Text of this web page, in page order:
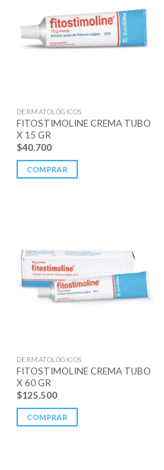
DERMATOLÓGICOS
FITOSTIMOLINE CREMA TUBO
X 15 GR
$40.700
COMPRAR
DERMATOLÓGICOS
FITOSTIMOLINE CREMA TUBO
X 60 GR
$125.500
COMPRAR